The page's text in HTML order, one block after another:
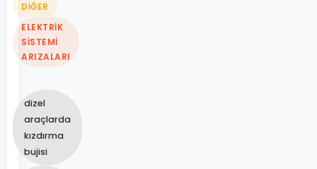
DIĞER
ELEKTRIK
SISTEMI
ARIZALARI
dizel
araçlarda
kızdırma
bujisi